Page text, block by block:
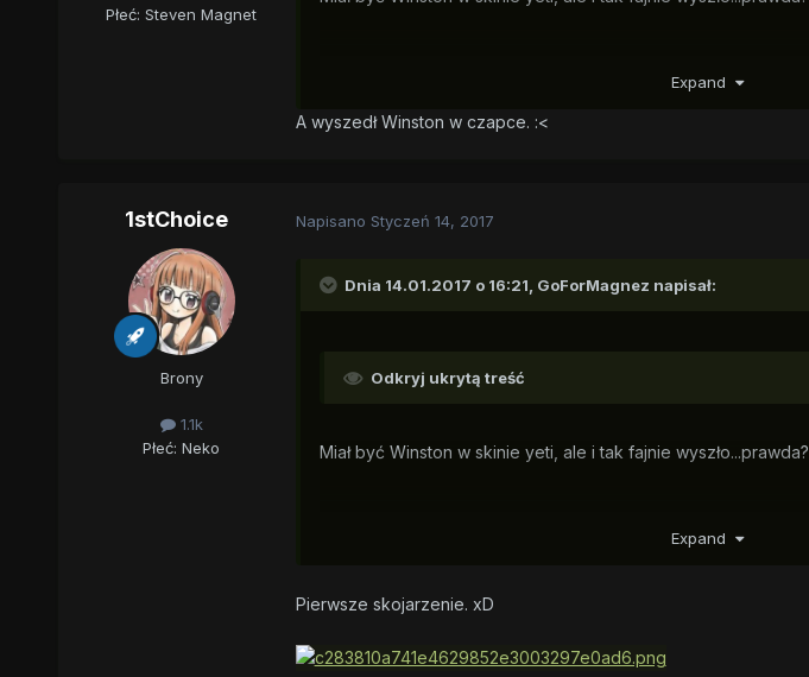
Płeć: Steven Magnet
Expand
A wyszedł Winston w czapce. :<
1stChoice
Brony
1.1k
Płeć: Neko
Napisano Styczeń 14, 2017
Dnia 14.01.2017 o 16:21, GoForMagnez napisał:
Odkryj ukrytą treść
Miał być Winston w skinie yeti, ale i tak fajnie wyszło...prawda?
Expand
Pierwsze skojarzenie. xD